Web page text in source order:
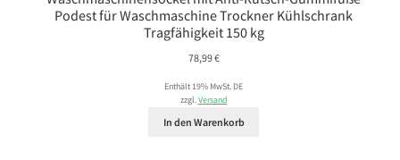
Podest für Waschmaschine Trockner Kühlschrank
Tragfähigkeit 150 kg
78,99€
Enthält 19% MwSt. DE
zzgl.Versand
In den Warenkorb